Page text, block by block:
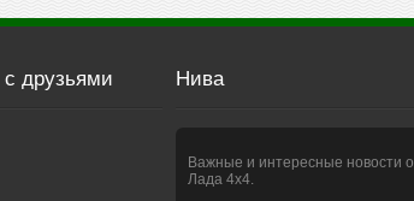
друзьями Нива
Важные и интересные новости о
Лада 4х4.